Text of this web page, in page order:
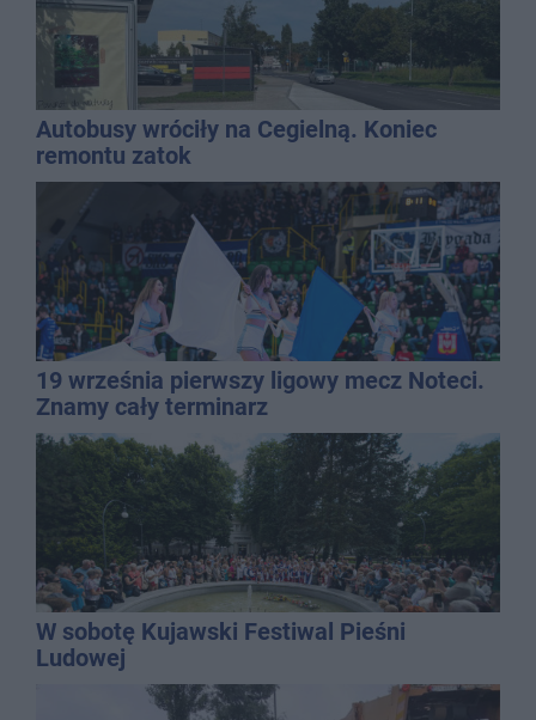
Autobusy wróciły na Cegielną. Koniec
remontu zatok
19 września pierwszy ligowy mecz Noteci.
Znamy cały terminarz
W sobotę Kujawski Festiwal Pieśni
Ludowej